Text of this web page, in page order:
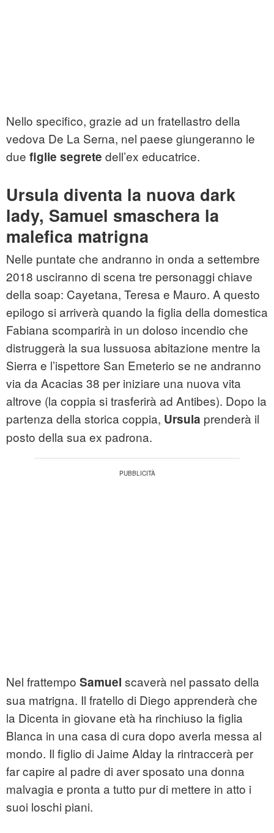
Nello specifico, grazie ad un fratellastro della
vedova De La Serna, nel paese giungeranno le
due figlie segrete dell’ex educatrice.
Ursula diventa la nuova dark
lady, Samuel smaschera la
malefica matrigna
Nelle puntate che andranno in onda a settembre
2018 usciranno di scena tre personaggi chiave
della soap: Cayetana, Teresa e Mauro. A questo
epilogo si arriverà quando la figlia della domestica
Fabiana scomparirà in un doloso incendio che
distruggerà la sua lussuosa abitazione mentre la
Sierra e l’ispettore San Emeterio se ne andranno
via da Acacias 38 per iniziare una nuova vita
altrove (la coppia si trasferirà ad Antibes). Dopo la
partenza della storica coppia, Ursula prenderà il
posto della sua ex padrona.
Nel frattempo Samuel scaverà nel passato della
sua matrigna. Il fratello di Diego apprenderà che
la Dicenta in giovane età ha rinchiuso la figlia
Blanca in una casa di cura dopo averla messa al
mondo. Il figlio di Jaime Alday la rintraccerà per
far capire al padre di aver sposato una donna
malvagia e pronta a tutto pur di mettere in atto i
suoi loschi piani.